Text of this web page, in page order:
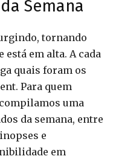
Semana
tornando
em alta. A cada
quais foram os
Para quem
uma
da semana, entre
e
em